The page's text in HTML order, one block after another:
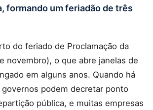
formando um feriadão de três
do feriado de Proclamação da
novembro), o que abre janelas de
em alguns anos. Quando há
podem decretar ponto
pública, e muitas empresas